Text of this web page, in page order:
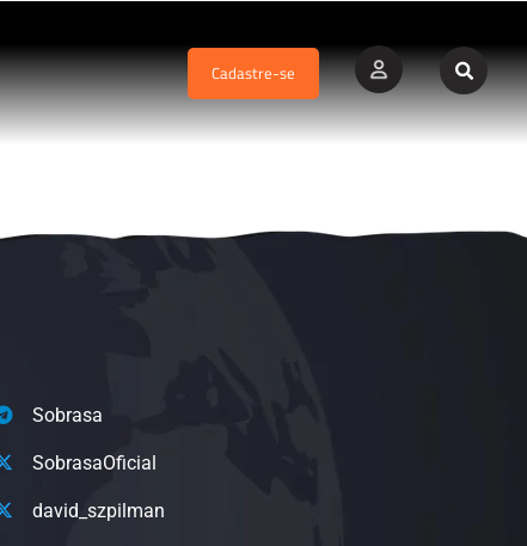
Cadastre-se
Sobrasa
SobrasaOficial
david_szpilman